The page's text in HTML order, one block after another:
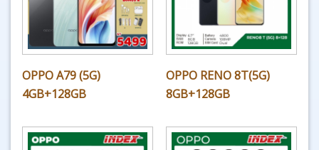
OPPO A79 (5G)
4GB+128GB
OPPO RENO 8T(5G)
8GB+128GB